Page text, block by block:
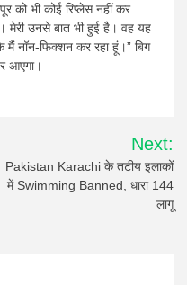
को भी कोई रिप्लेस नहीं कर
उनसे बात भी हुई है। वह यह
नॉन-फिक्शन कर रहा हूं।” बिग
आएगा।
Next:
Pakistan Karachi के तटीय इलाकों
में Swimming Banned, धारा 144
लागू